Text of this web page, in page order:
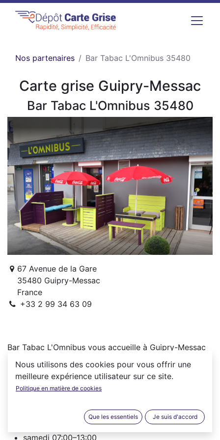
Nos partenaires Bar Tabac L'Omnibus 35480
Carte grise Guipry-Messac
Bar Tabac L'Omnibus 35480
67 Avenue de la Gare
35480 Guipry-Messac
France
+33 2 99 34 63 09
Bar Tabac L'Omnibus vous accueille à Guipry-Messac
lundi 07:00–20:00
mardi 07:00–20:00
07:00–20:00
07:00–20:00
samedi 07:00–13:00
Nous utilisons des cookies pour vous offrir une
meilleure expérience utilisateur sur ce site.
Politique en matière de cookies
Que les essentiels Je suis d'accord